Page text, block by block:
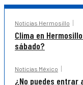
Noticias Hermosillo
Clima en
sábado?
Noticias México
¿No puedes entrar